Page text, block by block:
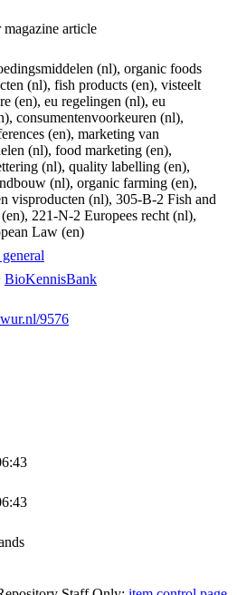
article
(nl), organic foods
(nl), fish products (en), visteelt
(en), eu regelingen (nl), eu
consumentenvoorkeuren (nl),
(en), marketing van
(nl), food marketing (en),
(nl), quality labelling (en),
(nl), organic farming (en),
visproducten (nl), 305-B-2 Fish and
221-N-2 Europees recht (nl),
Law (en)
BioKennisBank
9576